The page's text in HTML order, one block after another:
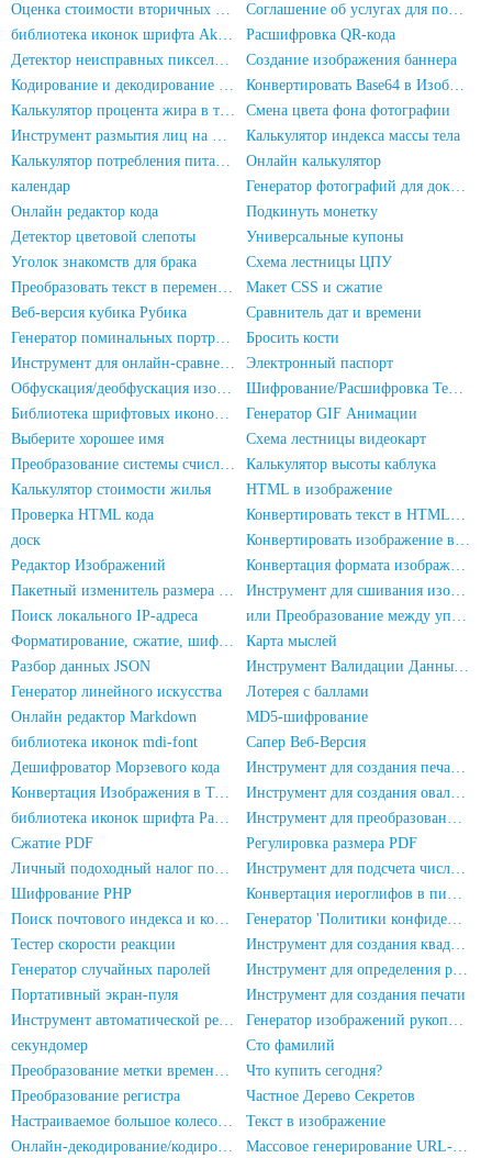
Оценка стоимости вторичных компьютеров/мобильных телефонов
Соглашение об услугах для пользователя и Политика конфиденциальности
библиотека иконок шрифта Akar-Icons
Расшифровка QR-кода
Детектор неисправных пикселей экрана
Создание изображения баннера
Кодирование и декодирование Base64
Конвертировать Base64 в Изображение
Калькулятор процента жира в теле
Смена цвета фона фотографии
Инструмент размытия лиц на фотографиях
Калькулятор индекса массы тела
Калькулятор потребления питательных веществ
Онлайн калькулятор
календар
Генератор фотографий для документов
Онлайн редактор кода
Подкинуть монетку
Детектор цветовой слепоты
Универсальные купоны
Уголок знакомств для брака
Схема лестницы ЦПУ
Преобразовать текст в переменную JS
Макет CSS и сжатие
Веб-версия кубика Рубика
Сравнитель дат и времени
Генератор поминальных портретов
Бросить кости
Инструмент для онлайн-сравнения текста
Электронный паспорт
Обфускация/деобфускация изображения
Шифрование/Расшифровка Текста
Библиотека шрифтовых иконок font-awesome
Генератор GIF Анимации
Выберите хорошее имя
Схема лестницы видеокарт
Преобразование системы счисления
Калькулятор высоты каблука
Калькулятор стоимости жилья
HTML в изображение
Проверка HTML кода
Конвертировать текст в HTML-сущности
доск
Конвертировать изображение в Base64-кодирование
Редактор Изображений
Конвертация формата изображения
Пакетный изменитель размера изображений
Инструмент для сшивания изображений
Поиск локального IP-адреса
или Преобразование между упрощенным и традиционным китайским
Форматирование, сжатие, шифрование/запутывание кода JS
Карта мыслей
Разбор данных JSON
Инструмент Валидации Данных JSON
Генератор линейного искусства
Лотерея с баллами
Онлайн редактор Markdown
MD5-шифрование
библиотека иконок mdi-font
Сапер Веб-Версия
Дешифроватор Морзевого кода
Инструмент для создания печатей с именем и фамилией
Конвертация Изображения в Текст Онлайн
Инструмент для создания овальных печатей
библиотека иконок шрифта PaymentFont
Инструмент для преобразования PDF в изображение
Сжатие PDF
Регулировка размера PDF
Личный подоходный налог подсчитывается онлайн
Инструмент для подсчета числа людей на фотографиях
Шифрование PHP
Конвертация иероглифов в пиньинь
Поиск почтового индекса и кода области
Генератор 'Политики конфиденциальности' для приложения
Тестер скорости реакции
Инструмент для создания квадратных печатей
Генератор случайных паролей
Инструмент для определения разрешения экрана
Портативный экран-пуля
Инструмент для создания печати
Инструмент автоматической регистрации HadSky
Генератор изображений рукописной подписи
секундомер
Сто фамилий
Преобразование метки времени в дату/время
Что купить сегодня?
Преобразование регистра
Частное Дерево Секретов
Настраиваемое большое колесо фортуны
Текст в изображение
Онлайн-декодирование/кодирование URL
Массовое генерирование URL-адресов